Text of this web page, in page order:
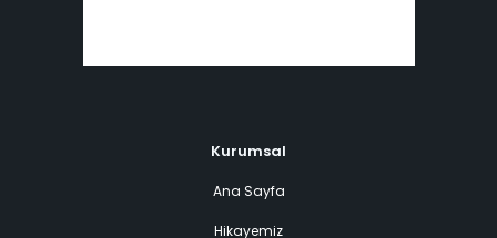
Kurumsal
Ana Sayfa
Hikayemiz